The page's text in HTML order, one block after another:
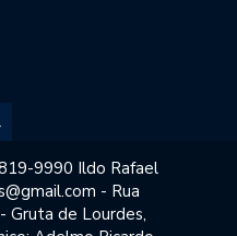
9990 Ildo Rafael
- Rua
Gruta de Lourdes,